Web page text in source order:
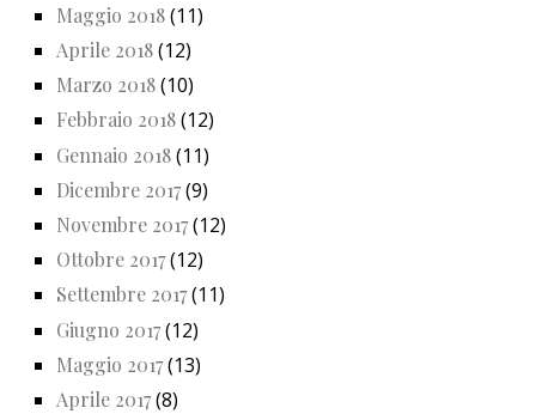
Maggio 2018(11)
Aprile 2018(12)
Marzo 2018(10)
Febbraio 2018(12)
Gennaio 2018(11)
Dicembre 2017(9)
Novembre 2017(12)
Ottobre 2017(12)
Settembre 2017(11)
Giugno 2017(12)
Maggio 2017(13)
Aprile 2017(8)